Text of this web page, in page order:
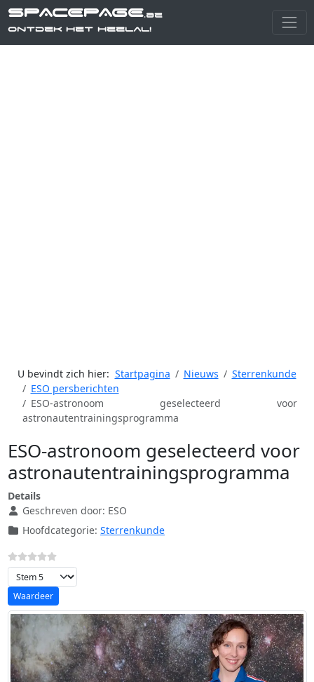
SPACEPAGE.be
Ontdek het heelal!
U bevindt zich hier: Startpagina Nieuws
Sterrenkunde
ESO persberichten
ESO-astronoom geselecteerd voor
astronautentrainingsprogramma
ESO-astronoom geselecteerd voor
astronautentrainingsprogramma
Details
Geschreven door: ESO
Hoofdcategorie: Sterrenkunde
Voeg waardering toe